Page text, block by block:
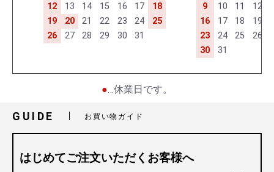
12
13 14 15 16 17
18
19
20 21 22 23 24
25
26
27 28 29 30 31
9
10 11 12
16
17 18 19
23
24 25 26
30
31
●…休業日です。
GUIDE お買い物ガイド
はじめてご注文いただくお客様へ